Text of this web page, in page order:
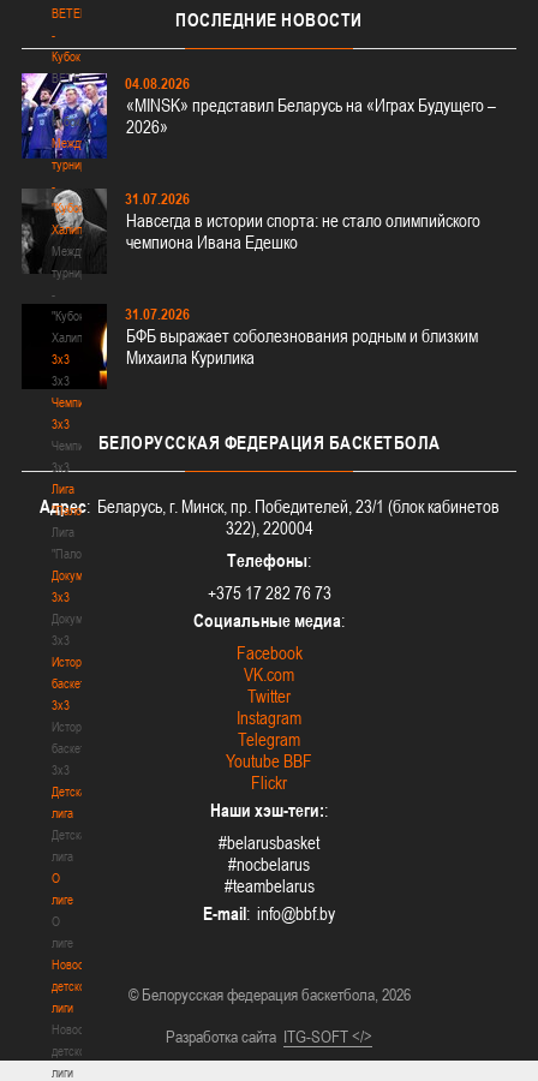
BETERA
-
Кубок
BETERA
-
Кубок
Международный
турнир
-
"Кубок
Халипского"
Международный
турнир
-
"Кубок
Халипского"
3x3
3x3
Чемпионат
3х3
Чемпионат
3х3
Лига
"Палова"
Лига
"Палова"
Документы
3х3
Документы
3х3
История
баскетбола
3х3
История
баскетбола
3х3
Детская
лига
Детская
лига
О
лиге
О
лиге
Новости
детской
лиги
Новости
детской
лиги
ПОСЛЕДНИЕ НОВОСТИ
04.08.2026
«MINSK» представил Беларусь на «Играх Будущего –
2026»
31.07.2026
Навсегда в истории спорта: не стало олимпийского
чемпиона Ивана Едешко
31.07.2026
БФБ выражает соболезнования родным и близким
Михаила Курилика
БЕЛОРУССКАЯ ФЕДЕРАЦИЯ БАСКЕТБОЛА
Адрес: Беларусь, г. Минск, пр. Победителей, 23/1 (блок кабинетов
322), 220004
Телефоны:
+375 17 282 76 73
Социальные медиа:
Facebook
VK.com
Twitter
Instagram
Telegram
Youtube BBF
Flickr
Наши хэш-теги::
#belarusbasket
#nocbelarus
#teambelarus
E-mail:
© Белорусская федерация баскетбола, 2026
Разработка сайта ITG-SOFT </>